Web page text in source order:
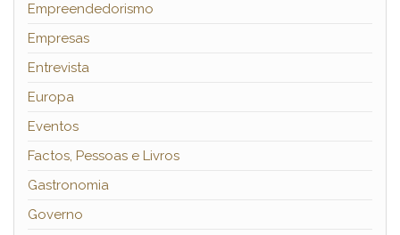
Empreendedorismo
Empresas
Entrevista
Europa
Eventos
Factos, Pessoas e Livros
Gastronomia
Governo